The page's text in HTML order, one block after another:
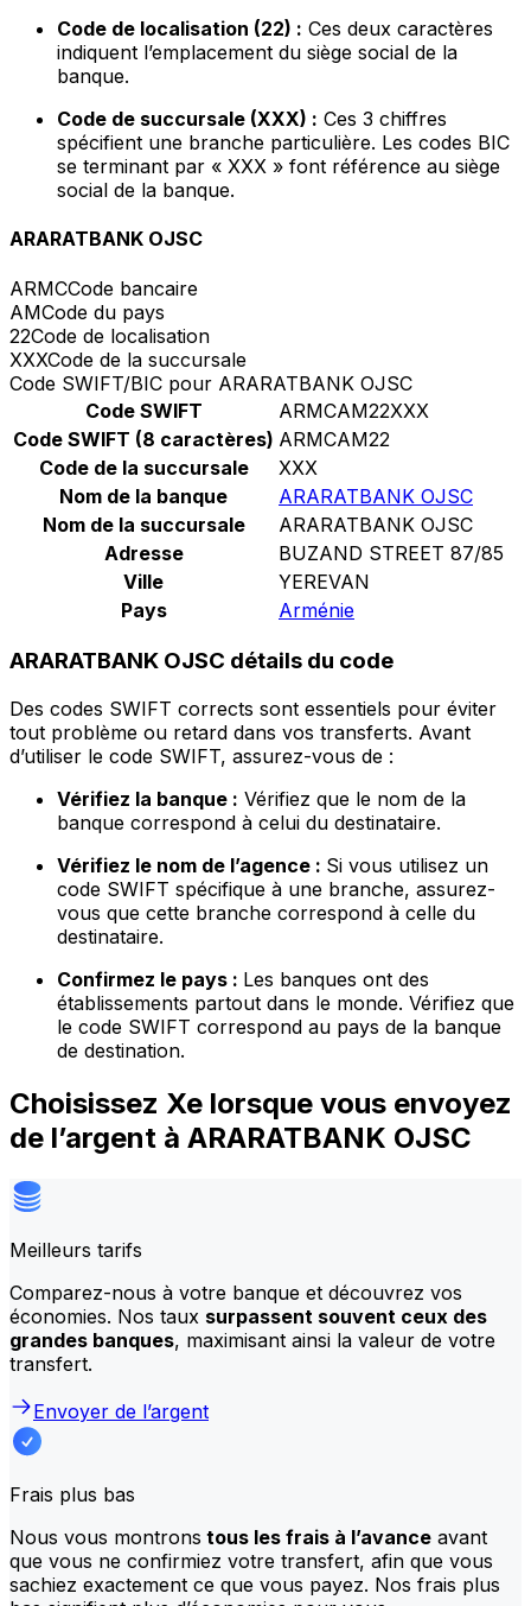
Code de localisation (22) : Ces deux caractères
indiquent l’emplacement du siège social de la
banque.
Code de succursale (XXX) : Ces 3 chiffres
spécifient une branche particulière. Les codes BIC
se terminant par « XXX » font référence au siège
social de la banque.
ARARATBANK OJSC
ARMCCode bancaire
AMCode du pays
22Code de localisation
XXXCode de la succursale
Code SWIFT/BIC pour ARARATBANK OJSC
Code SWIFT
ARMCAM22XXX
Code SWIFT (8 caractères) ARMCAM22
Code de la succursale
XXX
Nom de la banque
ARARATBANK OJSC
Nom de la succursale
ARARATBANK OJSC
Adresse
BUZAND STREET 87/85
Ville
YEREVAN
Pays
Arménie
ARARATBANK OJSC détails du code
Des codes SWIFT corrects sont essentiels pour éviter
tout problème ou retard dans vos transferts. Avant
d’utiliser le code SWIFT, assurez-vous de :
Vérifiez la banque : Vérifiez que le nom de la
banque correspond à celui du destinataire.
Vérifiez le nom de l’agence : Si vous utilisez un
code SWIFT spécifique à une branche, assurez-
vous que cette branche correspond à celle du
destinataire.
Confirmez le pays : Les banques ont des
établissements partout dans le monde. Vérifiez que
le code SWIFT correspond au pays de la banque
de destination.
Choisissez Xe lorsque vous envoyez
de l’argent à ARARATBANK OJSC
Meilleurs tarifs
Comparez-nous à votre banque et découvrez vos
économies. Nos taux surpassent souvent ceux des
grandes banques, maximisant ainsi la valeur de votre
transfert.
Envoyer de l’argent
Frais plus bas
Nous vous montrons tous les frais à l’avance avant
que vous ne confirmiez votre transfert, afin que vous
sachiez exactement ce que vous payez. Nos frais plus